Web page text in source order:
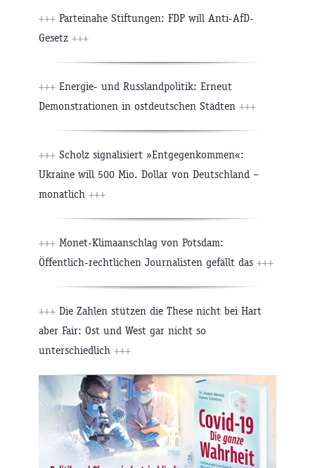
+++ Parteinahe Stiftungen: FDP will Anti-AfD-
Gesetz +++
+++ Energie- und Russlandpolitik: Erneut
Demonstrationen in ostdeutschen Städten +++
+++ Scholz signalisiert »Entgegenkommen«:
Ukraine will 500 Mio. Dollar von Deutschland –
monatlich +++
+++ Monet-Klimaanschlag von Potsdam:
Öffentlich-rechtlichen Journalisten gefällt das +++
+++ Die Zahlen stützen die These nicht bei Hart
aber Fair: Ost und West gar nicht so
unterschiedlich +++